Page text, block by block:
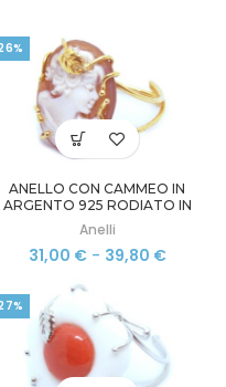
ANELLO CON CAMMEO IN
ARGENTO 925 RODIATO IN
ORO
Anelli
31,00 € - 39,80 €Fascia
a
39,80 €